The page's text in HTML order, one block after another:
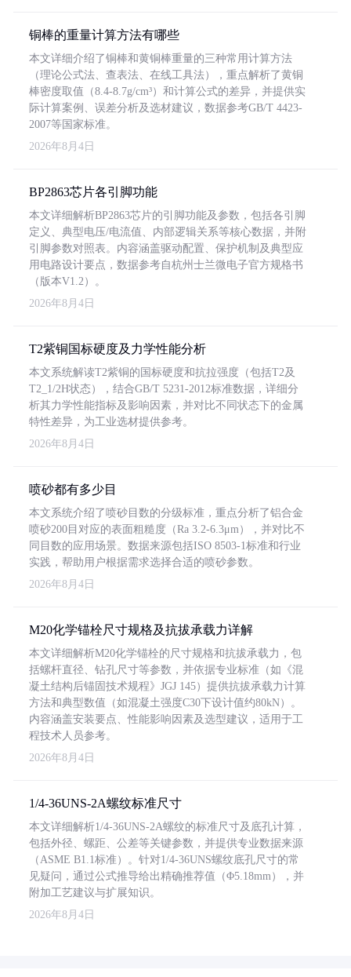
铜棒的重量计算方法有哪些
本文详细介绍了铜棒和黄铜棒重量的三种常用计算方法
（理论公式法、查表法、在线工具法），重点解析了黄铜
棒密度取值（8.4-8.7g/cm³）和计算公式的差异，并提供实
际计算案例、误差分析及选材建议，数据参考GB/T 4423-
2007等国家标准。
2026年8月4日
BP2863芯片各引脚功能
本文详细解析BP2863芯片的引脚功能及参数，包括各引脚
定义、典型电压/电流值、内部逻辑关系等核心数据，并附
引脚参数对照表。内容涵盖驱动配置、保护机制及典型应
用电路设计要点，数据参考自杭州士兰微电子官方规格书
（版本V1.2）。
2026年8月4日
T2紫铜国标硬度及力学性能分析
本文系统解读T2紫铜的国标硬度和抗拉强度（包括T2及
T2_1/2H状态），结合GB/T 5231-2012标准数据，详细分
析其力学性能指标及影响因素，并对比不同状态下的金属
特性差异，为工业选材提供参考。
2026年8月4日
喷砂都有多少目
本文系统介绍了喷砂目数的分级标准，重点分析了铝合金
喷砂200目对应的表面粗糙度（Ra 3.2-6.3μm），并对比不
同目数的应用场景。数据来源包括ISO 8503-1标准和行业
实践，帮助用户根据需求选择合适的喷砂参数。
2026年8月4日
M20化学锚栓尺寸规格及抗拔承载力详解
本文详细解析M20化学锚栓的尺寸规格和抗拔承载力，包
括螺杆直径、钻孔尺寸等参数，并依据专业标准（如《混
凝土结构后锚固技术规程》JGJ 145）提供抗拔承载力计算
方法和典型数值（如混凝土强度C30下设计值约80kN）。
内容涵盖安装要点、性能影响因素及选型建议，适用于工
程技术人员参考。
2026年8月4日
1/4-36UNS-2A螺纹标准尺寸
本文详细解析1/4-36UNS-2A螺纹的标准尺寸及底孔计算，
包括外径、螺距、公差等关键参数，并提供专业数据来源
（ASME B1.1标准）。针对1/4-36UNS螺纹底孔尺寸的常
见疑问，通过公式推导给出精确推荐值（Φ5.18mm），并
附加工艺建议与扩展知识。
2026年8月4日